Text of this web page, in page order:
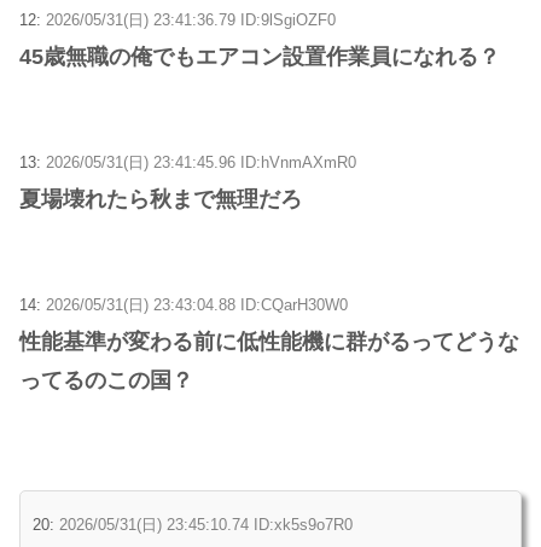
12: 2026/05/31(日) 23:41:36.79 ID:9lSgiOZF0
45歳無職の俺でもエアコン設置作業員になれる？
13: 2026/05/31(日) 23:41:45.96 ID:hVnmAXmR0
夏場壊れたら秋まで無理だろ
14: 2026/05/31(日) 23:43:04.88 ID:CQarH30W0
性能基準が変わる前に低性能機に群がるってどうな
ってるのこの国？
20: 2026/05/31(日) 23:45:10.74 ID:xk5s9o7R0